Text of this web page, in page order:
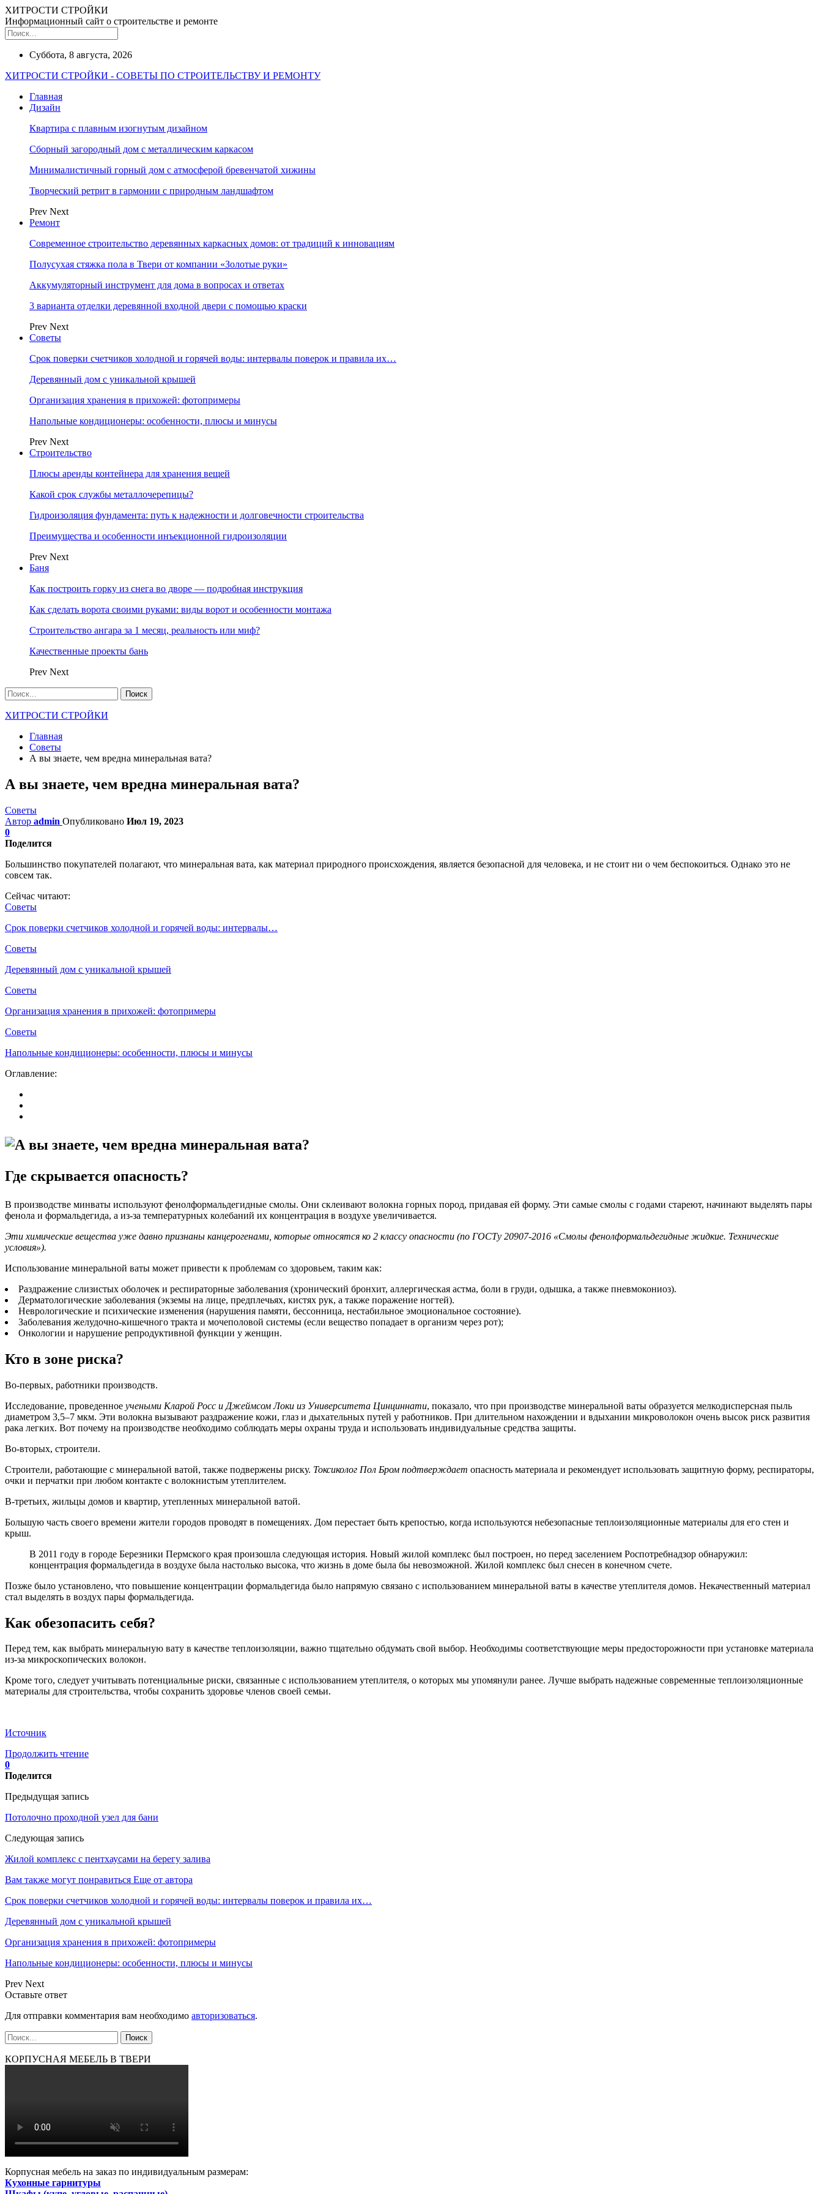
ХИТРОСТИ СТРОЙКИ
Информационный сайт о строительстве и ремонте
Суббота, 8 августа, 2026
ХИТРОСТИ СТРОЙКИ - СОВЕТЫ ПО СТРОИТЕЛЬСТВУ И РЕМОНТУ
Главная
Дизайн
Квартира с плавным изогнутым дизайном
Сборный загородный дом с металлическим каркасом
Минималистичный горный дом с атмосферой бревенчатой хижины
Творческий ретрит в гармонии с природным ландшафтом
Prev Next
Ремонт
Современное строительство деревянных каркасных домов: от традиций к инновациям
Полусухая стяжка пола в Твери от компании «Золотые руки»
Аккумуляторный инструмент для дома в вопросах и ответах
3 варианта отделки деревянной входной двери с помощью краски
Prev Next
Советы
Срок поверки счетчиков холодной и горячей воды: интервалы поверок и правила их…
Деревянный дом с уникальной крышей
Организация хранения в прихожей: фотопримеры
Напольные кондиционеры: особенности, плюсы и минусы
Prev Next
Строительство
Плюсы аренды контейнера для хранения вещей
Какой срок службы металлочерепицы?
Гидроизоляция фундамента: путь к надежности и долговечности строительства
Преимущества и особенности инъекционной гидроизоляции
Prev Next
Баня
Как построить горку из снега во дворе — подробная инструкция
Как сделать ворота своими руками: виды ворот и особенности монтажа
Строительство ангара за 1 месяц, реальность или миф?
Качественные проекты бань
Prev Next
ХИТРОСТИ СТРОЙКИ
Главная
Советы
А вы знаете, чем вредна минеральная вата?
А вы знаете, чем вредна минеральная вата?
Советы
Автор admin Опубликовано Июл 19, 2023
0
Поделится
Большинство покупателей полагают, что минеральная вата, как материал природного происхождения, является безопасной для человека, и не стоит ни о чем беспокоиться. Однако это не
совсем так.
Сейчас читают:
Советы
Срок поверки счетчиков холодной и горячей воды: интервалы…
Советы
Деревянный дом с уникальной крышей
Советы
Организация хранения в прихожей: фотопримеры
Советы
Напольные кондиционеры: особенности, плюсы и минусы
Оглавление:
Где скрывается опасность?
В производстве минваты используют фенолформальдегидные смолы. Они склеивают волокна горных пород, придавая ей форму. Эти самые смолы с годами стареют, начинают выделять пары
фенола и формальдегида, а из-за температурных колебаний их концентрация в воздухе увеличивается.
Эти химические вещества уже давно признаны канцерогенами, которые относятся ко 2 классу опасности (по ГОСТу 20907-2016 «Смолы фенолформальдегидные жидкие. Технические
условия»).
Использование минеральной ваты может привести к проблемам со здоровьем, таким как:
Раздражение слизистых оболочек и респираторные заболевания (хронический бронхит, аллергическая астма, боли в груди, одышка, а также пневмокониоз).
Дерматологические заболевания (экземы на лице, предплечьях, кистях рук, а также поражение ногтей).
Неврологические и психические изменения (нарушения памяти, бессонница, нестабильное эмоциональное состояние).
Заболевания желудочно-кишечного тракта и мочеполовой системы (если вещество попадает в организм через рот);
Онкологии и нарушение репродуктивной функции у женщин.
Кто в зоне риска?
Во-первых, работники производств.
Исследование, проведенное учеными Кларой Росс и Джеймсом Локи из Университета Цинциннати, показало, что при производстве минеральной ваты образуется мелкодисперсная пыль
диаметром 3,5–7 мкм. Эти волокна вызывают раздражение кожи, глаз и дыхательных путей у работников. При длительном нахождении и вдыхании микроволокон очень высок риск развития
рака легких. Вот почему на производстве необходимо соблюдать меры охраны труда и использовать индивидуальные средства защиты.
Во-вторых, строители.
Строители, работающие с минеральной ватой, также подвержены риску. Токсиколог Пол Бром подтверждает опасность материала и рекомендует использовать защитную форму, респираторы,
очки и перчатки при любом контакте с волокнистым утеплителем.
В-третьих, жильцы домов и квартир, утепленных минеральной ватой.
Большую часть своего времени жители городов проводят в помещениях. Дом перестает быть крепостью, когда используются небезопасные теплоизоляционные материалы для его стен и
крыш.
В 2011 году в городе Березники Пермского края произошла следующая история. Новый жилой комплекс был построен, но перед заселением Роспотребнадзор обнаружил:
концентрация формальдегида в воздухе была настолько высока, что жизнь в доме была бы невозможной. Жилой комплекс был снесен в конечном счете.
Позже было установлено, что повышение концентрации формальдегида было напрямую связано с использованием минеральной ваты в качестве утеплителя домов. Некачественный материал
стал выделять в воздух пары формальдегида.
Как обезопасить себя?
Перед тем, как выбрать минеральную вату в качестве теплоизоляции, важно тщательно обдумать свой выбор. Необходимы соответствующие меры предосторожности при установке материала
из-за микроскопических волокон.
Кроме того, следует учитывать потенциальные риски, связанные с использованием утеплителя, о которых мы упомянули ранее. Лучше выбрать надежные современные теплоизоляционные
материалы для строительства, чтобы сохранить здоровье членов своей семьи.
Источник
Продолжить чтение
0
Поделится
Предыдущая запись
Потолочно проходной узел для бани
Следующая запись
Жилой комплекс с пентхаусами на берегу залива
Вам также могут понравиться Еще от автора
Срок поверки счетчиков холодной и горячей воды: интервалы поверок и правила их…
Деревянный дом с уникальной крышей
Организация хранения в прихожей: фотопримеры
Напольные кондиционеры: особенности, плюсы и минусы
Prev Next
Оставьте ответ
Для отправки комментария вам необходимо авторизоваться.
КОРПУСНАЯ МЕБЕЛЬ В ТВЕРИ
Корпусная мебель на заказ по индивидуальным размерам:
Кухонные гарнитуры